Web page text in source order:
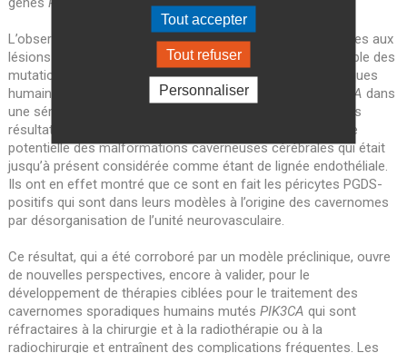
L’observation inattendue de cavernomes typiques identiques aux
lésions humaines les a incités à étudier l’implication possible des
mutations
AKT1dans les cavernomes sporadiques
humains. Ils ont identifié 39% de mutations du gène
PIK3CA dans
une série de 88 cavernomes sporadiques. Par ailleurs, leurs
résultats jettent une nouvelle lumière sur la cellule d’origine
potentielle des malformations caverneuses cérébrales qui était
jusqu’à présent considérée comme étant de lignée endothéliale.
Ils ont en effet montré que ce sont en fait les péricytes PGDS-
positifs qui sont dans leurs modèles à l’origine des cavernomes
par désorganisation de l’unité neurovasculaire.
Ce résultat, qui a été corroboré par un modèle préclinique, ouvre
de nouvelles perspectives, encore à valider, pour le
développement de thérapies ciblées pour le traitement des
cavernomes sporadiques humains mutés PIK3CA qui sont
réfractaires à la chirurgie et à la radiothérapie ou à la
radiochirurgie et entraînent des complications fréquentes. Les
Tout accepter
Tout refuser
Personnaliser